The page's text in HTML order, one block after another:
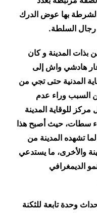
الشرطة بها عوض الدرك
رجال السلطة.
بذات المدينة و كان
هادشي واش إلى
المدنية حتى تجي من
السبب وراء عدم
للوقاية المدينة
سطات، حيث أصبح هذا
تشهده المدينة من
والأخرى، ما يستدعي
الديمغرافي
وحدة تابعة للثكنة